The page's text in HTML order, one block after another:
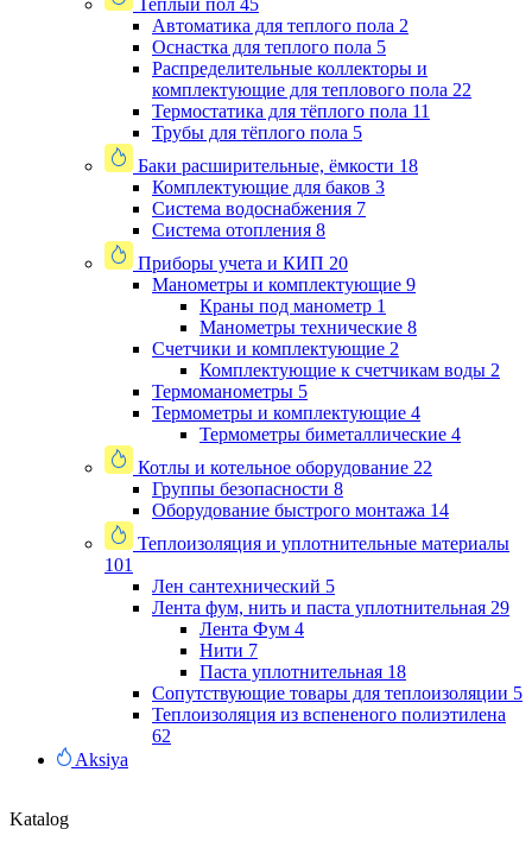
Теплый пол 45
Автоматика для теплого пола 2
Оснастка для теплого пола 5
Распределительные коллекторы и
комплектующие для теплового пола 22
Термостатика для тёплого пола 11
Трубы для тёплого пола 5
Баки расширительные, ёмкости 18
Комплектующие для баков 3
Система водоснабжения 7
Система отопления 8
Приборы учета и КИП 20
Манометры и комплектующие 9
Краны под манометр 1
Манометры технические 8
Счетчики и комплектующие 2
Комплектующие к счетчикам воды 2
Термоманометры 5
Термометры и комплектующие 4
Термометры биметаллические 4
Котлы и котельное оборудование 22
Группы безопасности 8
Оборудование быстрого монтажа 14
Теплоизоляция и уплотнительные материалы
101
Лен сантехнический 5
Лента фум, нить и паста уплотнительная 29
Лента Фум 4
Нити 7
Паста уплотнительная 18
Сопутствующие товары для теплоизоляции 5
Теплоизоляция из вспененого полиэтилена
62
Aksiya
Katalog